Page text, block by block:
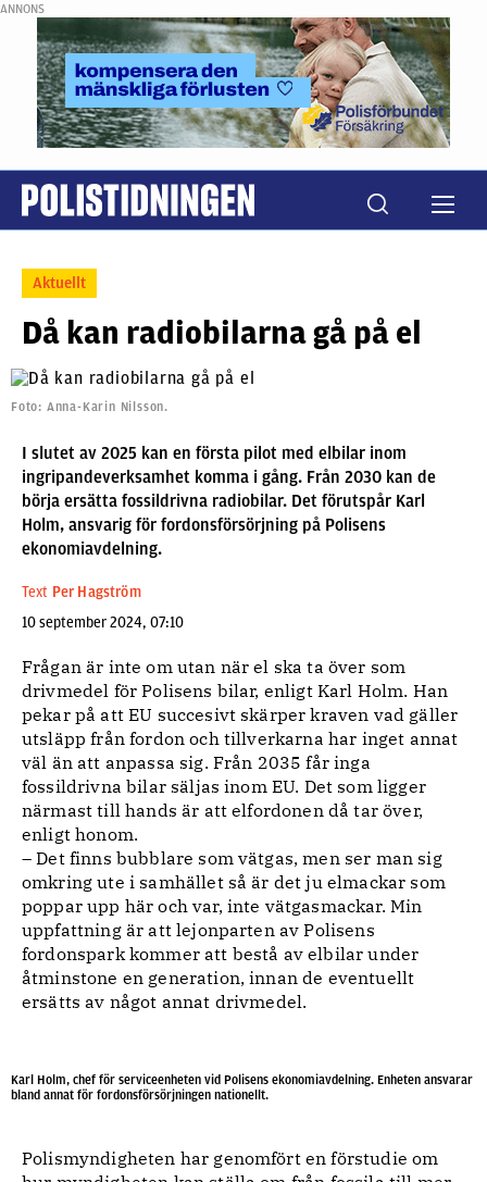
ANNONS
Aktuellt
Då kan radiobilarna gå på el
Foto: Anna-Karin Nilsson.
I slutet av 2025 kan en första pilot med elbilar inom
ingripandeverksamhet komma i gång. Från 2030 kan de
börja ersätta fossildrivna radiobilar. Det förutspår Karl
Holm, ansvarig för fordonsförsörjning på Polisens
ekonomiavdelning.
Text Per Hagström
10 september 2024, 07:10
Frågan är inte om utan när el ska ta över som
drivmedel för Polisens bilar, enligt Karl Holm. Han
pekar på att EU succesivt skärper kraven vad gäller
utsläpp från fordon och tillverkarna har inget annat
väl än att anpassa sig. Från 2035 får inga
fossildrivna bilar säljas inom EU. Det som ligger
närmast till hands är att elfordonen då tar över,
enligt honom.
– Det finns bubblare som vätgas, men ser man sig
omkring ute i samhället så är det ju elmackar som
poppar upp här och var, inte vätgasmackar. Min
uppfattning är att lejonparten av Polisens
fordonspark kommer att bestå av elbilar under
åtminstone en generation, innan de eventuellt
ersätts av något annat drivmedel.
Karl Holm, chef för serviceenheten vid Polisens ekonomiavdelning. Enheten ansvarar
bland annat för fordonsförsörjningen nationellt.
Polismyndigheten har genomfört en förstudie om